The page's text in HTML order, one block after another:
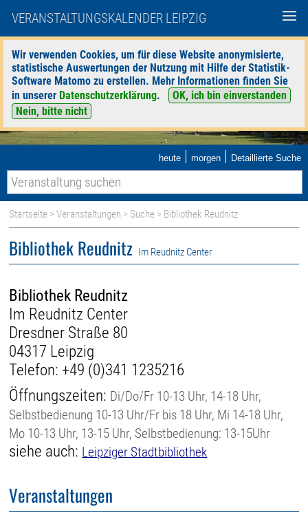
VERANSTALTUNGSKALENDER LEIPZIG
Wir verwenden Cookies, um für diese Website anonymisierte,
statistische Auswertungen der Nutzung mit Hilfe der Statistik-
Software Matomo zu erstellen. Mehr Informationen finden Sie
in unserer Datenschutzerklärung.
OK, ich bin einverstanden
Nein, bitte nicht
heute | morgen | Detaillierte Suche
Startseite >Veranstaltungen > Suche > Bibliothek Reudnitz
Bibliothek Reudnitz Im Reudnitz Center
Bibliothek Reudnitz
Im Reudnitz Center
Dresdner Straße 80
04317 Leipzig
Telefon: +49 (0)341 1235216
Öffnungszeiten: Di/Do/Fr 10-13 Uhr, 14-18 Uhr,
Selbstbedienung 10-13 Uhr/Fr bis 18 Uhr, Mi 14-18 Uhr,
Mo 10-13 Uhr, 13-15 Uhr, Selbstbedienung: 13-15Uhr
siehe auch: Leipziger Stadtbibliothek
Veranstaltungen